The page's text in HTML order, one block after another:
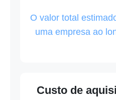
O valor total
uma empresa ao
Custo de